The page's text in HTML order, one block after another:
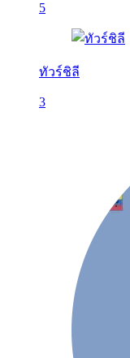
5
ทัวร์ชิลี
3